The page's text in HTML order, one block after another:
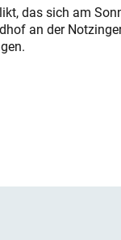
das sich am
an der